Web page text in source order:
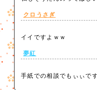
クロうさぎ
イイですよｗｗ
夢紅
手紙での相談でもぃぃ